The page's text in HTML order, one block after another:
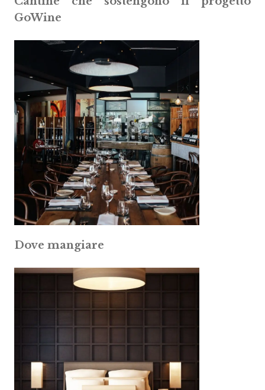
GoWine
Dove mangiare